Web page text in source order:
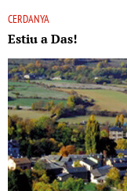
CERDANYA
Estiu a Das!